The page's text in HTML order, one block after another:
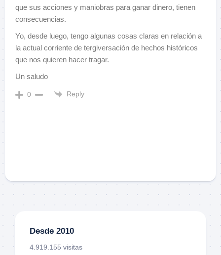
que sus acciones y maniobras para ganar dinero, tienen
consecuencias.
Yo, desde luego, tengo algunas cosas claras en relación a
la actual corriente de tergiversación de hechos históricos
que nos quieren hacer tragar.
Un saludo
0 Reply
Desde 2010
4.919.155 visitas